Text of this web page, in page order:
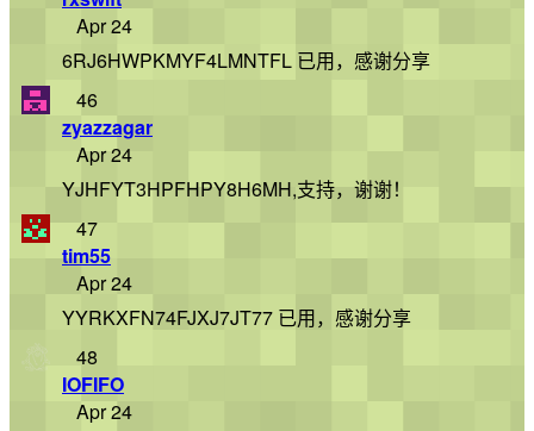
Apr 24
6RJ6HWPKMYF4LMNTFL 已用，感谢分享
46
zyazzagar
Apr 24
YJHFYT3HPFHPY8H6MH,支持，谢谢！
47
tim55
Apr 24
YYRKXFN74FJXJ7JT77 已用，感谢分享
48
IOFIFO
Apr 24